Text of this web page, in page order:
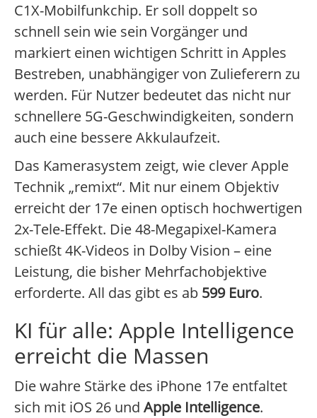
C1X-Mobilfunkchip. Er soll doppelt so
schnell sein wie sein Vorgänger und
markiert einen wichtigen Schritt in Apples
Bestreben, unabhängiger von Zulieferern zu
werden. Für Nutzer bedeutet das nicht nur
schnellere 5G-Geschwindigkeiten, sondern
auch eine bessere Akkulaufzeit.
Das Kamerasystem zeigt, wie clever Apple
Technik „remixt“. Mit nur einem Objektiv
erreicht der 17e einen optisch hochwertigen
2x-Tele-Effekt. Die 48-Megapixel-Kamera
schießt 4K-Videos in Dolby Vision – eine
Leistung, die bisher Mehrfachobjektive
erforderte. All das gibt es ab 599 Euro.
KI für alle: Apple Intelligence
erreicht die Massen
Die wahre Stärke des iPhone 17e entfaltet
sich mit iOS 26 und Apple Intelligence.